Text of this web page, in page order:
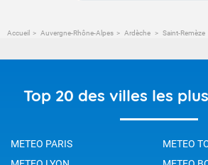
Accueil Auvergne-Rhône-Alpes Ardèche Saint-Remèze
Top 20 des villes les
METEO PARIS
METEO